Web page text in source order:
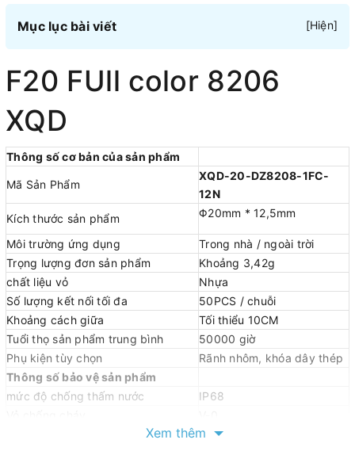
Mục lục bài viết [Hiện]
F20 FUll color 8206
XQD
Thông số cơ bản của sản phẩm
Mã Sản Phẩm
XQD-20-DZ8208-1FC-
12N
Kích thước sản phẩm
Φ20mm * 12,5mm
Môi trường ứng dụng
Trong nhà / ngoài trời
Trọng lượng đơn sản phẩm
Khoảng 3,42g
chất liệu vỏ
Nhựa
Số lượng kết nối tối đa
50PCS / chuỗi
Khoảng cách giữa
Tối thiểu 10CM
Tuổi thọ sản phẩm trung bình
50000 giờ
Phụ kiện tùy chọn
Rãnh nhôm, khóa dây thép
Thông số bảo vệ sản phẩm
mức độ chống thấm nước
IP68
4
Xem thêm